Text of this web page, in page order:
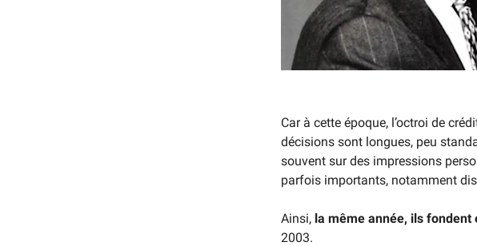
Car à cette époque, l’octroi de
décisions sont longues, peu
souvent sur des impressions
parfois importants, notamment
Ainsi, la même année, ils
2003.